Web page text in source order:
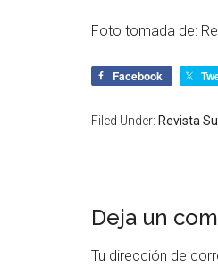
Foto tomada de:
Facebook
Filed Under: Revista
Deja un
Tu dirección de